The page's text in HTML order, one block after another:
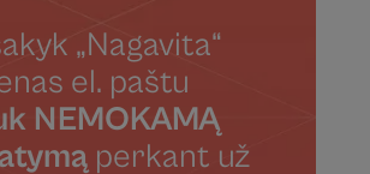
„Nagavita“
el. paštu
NEMOKAMĄ
perkant už